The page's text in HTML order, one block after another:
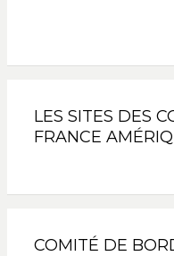
LES SITES DES
FRANCE
COMITÉ DE